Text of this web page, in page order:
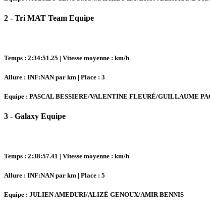
2 - Tri MAT Team Equipe
Temps : 2:34:51.25 | Vitesse moyenne : km/h
Allure : INF:NAN par km | Place : 3
Equipe : PASCAL BESSIERE/VALENTINE FLEURÉ/GUILLAUME
3 - Galaxy Equipe
Temps : 2:38:57.41 | Vitesse moyenne : km/h
Allure : INF:NAN par km | Place : 5
Equipe : JULIEN AMEDURI/ALIZÉ GENOUX/AMIR BENNIS